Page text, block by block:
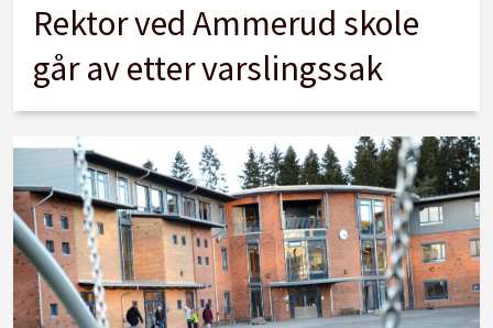
Rektor ved Ammerud skole
går av etter varslingssak